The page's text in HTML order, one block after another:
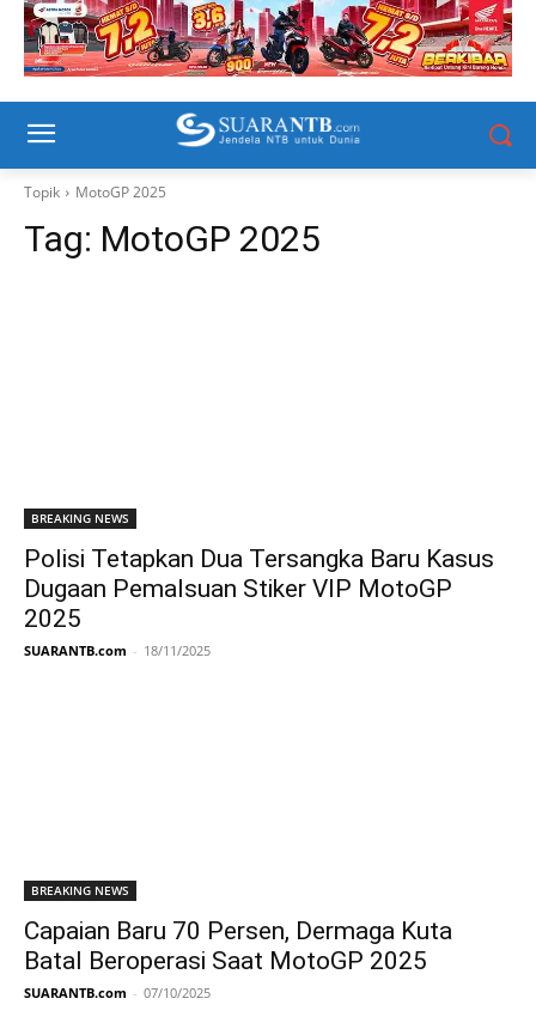
Topik MotoGP 2025
Tag: MotoGP 2025
BREAKING NEWS
Polisi Tetapkan Dua Tersangka Baru Kasus
Dugaan Pemalsuan Stiker VIP MotoGP
2025
SUARANTB.com - 18/11/2025
BREAKING NEWS
Capaian Baru 70 Persen, Dermaga Kuta
Batal Beroperasi Saat MotoGP 2025
SUARANTB.com - 07/10/2025